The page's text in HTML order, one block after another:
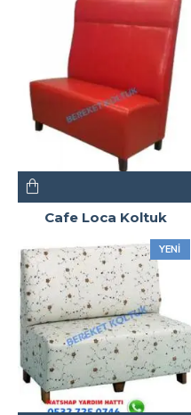
Cafe Loca Koltuk
YENI